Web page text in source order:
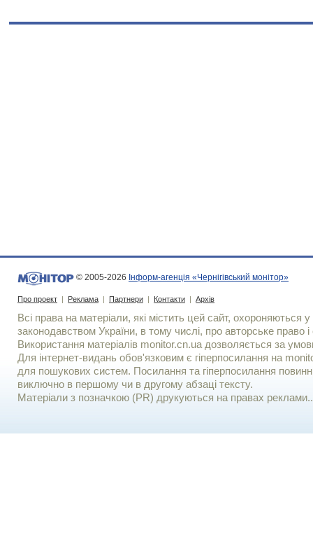
© 2005-2026 Інформ-агенція «Чернігівський монітор»
Про проект | Реклама | Партнери | Контакти | Архів
Всі права на матеріали, які містить цей сайт, охороняються у
законодавством України, в тому числі, про авторське право і
Використання матерiалiв monitor.cn.ua дозволяється за
Для iнтернет-видань обов'язковим є гiперпосилання на
для пошукових систем. Посилання та гіперпосилання
виключно в першому чи в другому абзаці тексту.
Матеріали з позначкою (PR) друкуються на правах реклами..